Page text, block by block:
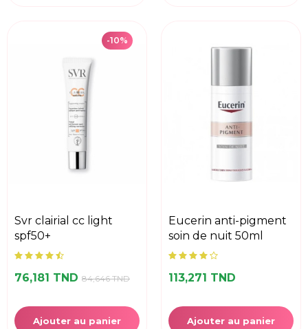
-10%
svr clairial cc light
spf50+
76,181 TND 84,646 TND
Ajouter au panier
eucerin anti-pigment
soin de nuit 50ml
113,271 TND
Ajouter au panier